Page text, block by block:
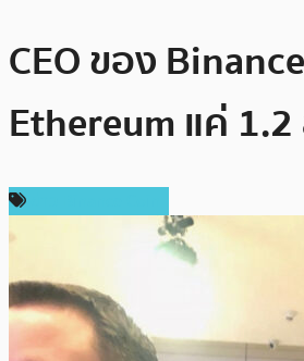
CEO ของ
Ethereum แค่